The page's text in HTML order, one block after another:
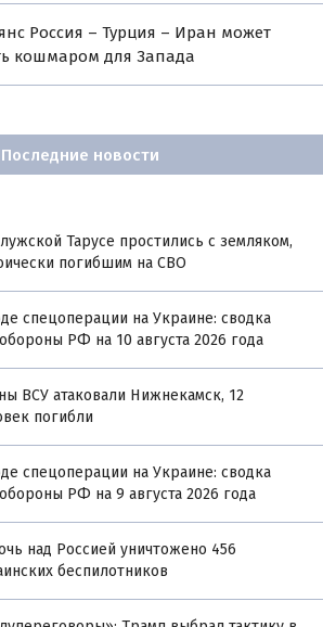
Россия – Турция – Иран может
кошмаром для Запада
Последние новости
Тарусе простились с земляком,
погибшим на СВО
спецоперации на Украине: сводка
РФ на 10 августа 2026 года
ВСУ атаковали Нижнекамск, 12
погибли
спецоперации на Украине: сводка
РФ на 9 августа 2026 года
над Россией уничтожено 456
беспилотников